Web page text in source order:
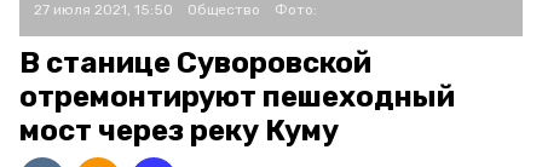
27 июля 2021, 15:50 Общество Фото:
В станице Суворовской
отремонтируют пешеходный
мост через реку Куму